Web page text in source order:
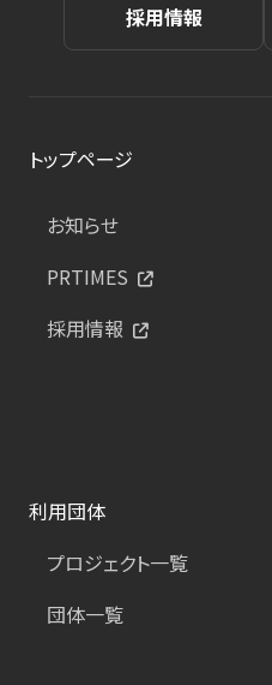
採用情報
トップページ
お知らせ
PRTIMES
採用情報
利用団体
プロジェクト一覧
団体一覧